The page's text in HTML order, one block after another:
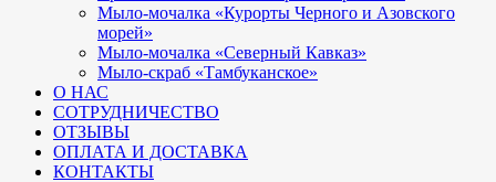
Мыло-мочалка «Курорты Черного и Азовского
морей»
Мыло-мочалка «Северный Кавказ»
Мыло-скраб «Тамбуканское»
О НАС
СОТРУДНИЧЕСТВО
ОТЗЫВЫ
ОПЛАТА И ДОСТАВКА
КОНТАКТЫ